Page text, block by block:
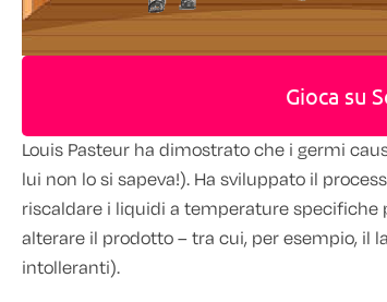
Gioca su
Louis Pasteur ha dimostrato che i germi
lui non lo si sapeva!). Ha sviluppato il
riscaldare i liquidi a temperature
alterare il prodotto – tra cui, per esempio, il
intolleranti).